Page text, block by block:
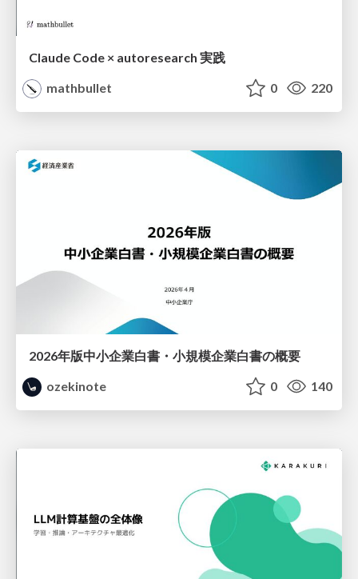
Claude Code × autoresearch 実践
mathbullet
0 220
2026年版中小企業白書・小規模企業白書の概要
ozekinote
0 140